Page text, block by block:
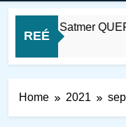
REÉ
Ioel de Satmer
Home 2021